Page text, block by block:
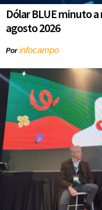
Dólar BLUE minuto
agosto 2026
Porinfocampo